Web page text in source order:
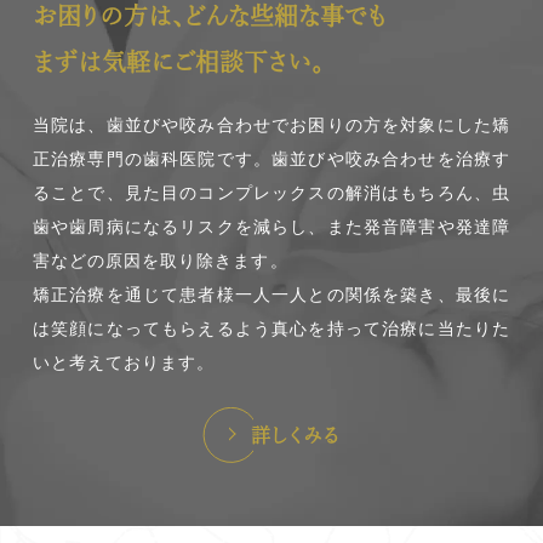
お困りの方は、どんな些細な事でも
まずは気軽にご相談下さい。
当院は、歯並びや咬み合わせでお困りの方を対象にした矯
正治療専門の歯科医院です。歯並びや咬み合わせを治療す
ることで、見た目のコンプレックスの解消はもちろん、虫
歯や歯周病になるリスクを減らし、また発音障害や発達障
害などの原因を取り除きます。
矯正治療を通じて患者様一人一人との関係を築き、最後に
は笑顔になってもらえるよう真心を持って治療に当たりた
いと考えております。
詳しくみる